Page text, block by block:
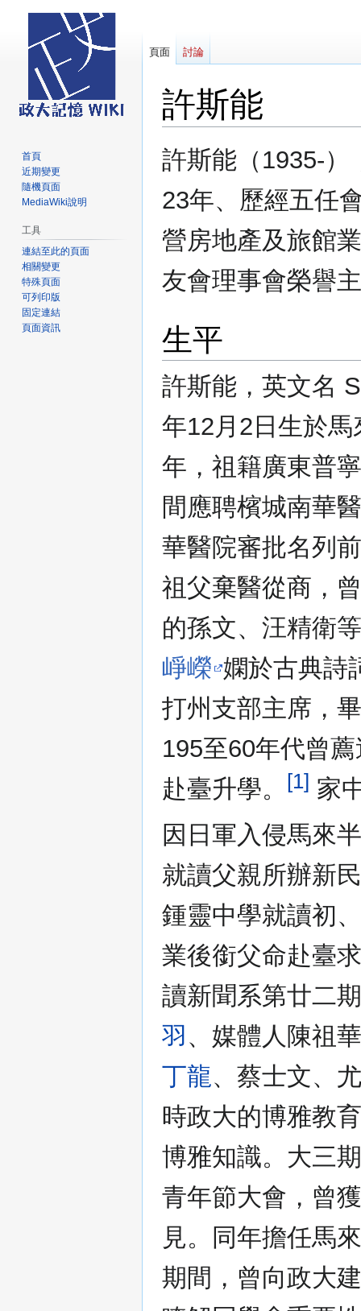
許斯能
跳
至
覽
跳
至
尋
許斯能（1935-）
23年、歷經五任
營房地產及旅館
友會理事會榮譽
生平
許斯能，英文名
年12月2日生於
年，祖籍廣東普
間應聘檳城南華
華醫院審批名列
祖父棄醫從商，
的孫文、汪精衛
崢嶸 嫻於古典詩
打州支部主席，
195至60年代曾
赴臺升學。
[1] 家
因日軍入侵馬來
就讀父親所辦新
鍾靈中學就讀初
業後銜父命赴臺
讀新聞系第廿二
羽、媒體人陳祖
丁龍、蔡士文、
時政大的博雅教
博雅知識。大三
青年節大會，曾
見。同年擔任馬
期間，曾向政大
頁面 討論
首頁
近期變更
隨機頁面
MediaWiki說明
工具
連結至此的頁面
相關變更
特殊頁面
可列印版
固定連結
頁面資訊